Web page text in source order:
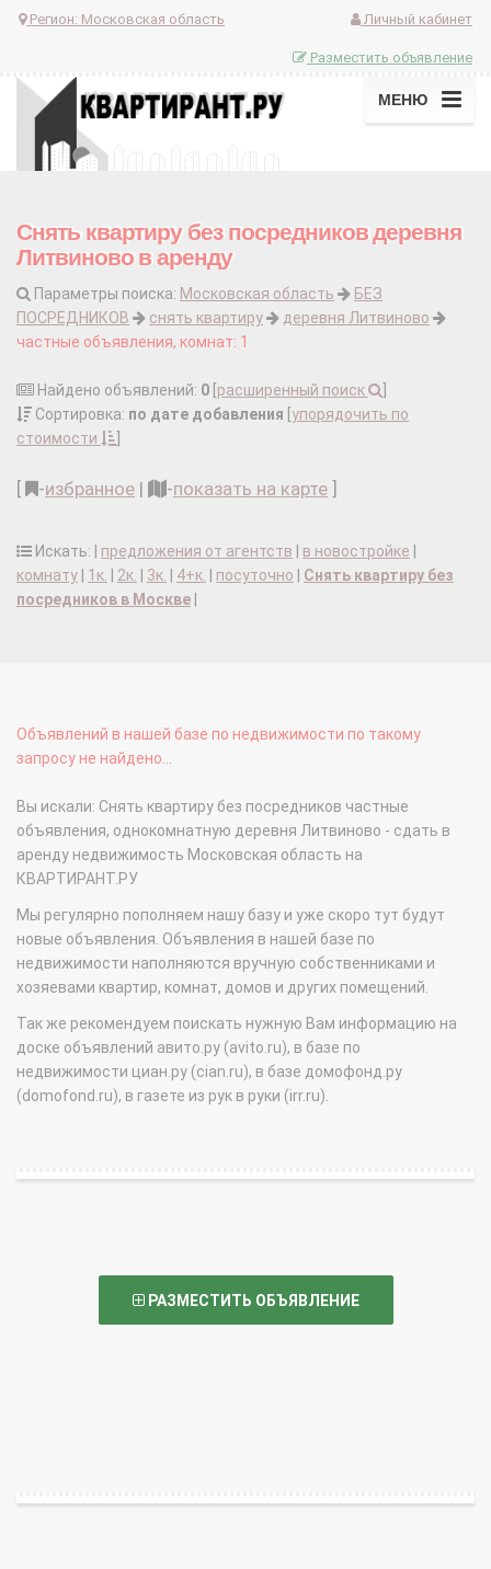
Регион: Московская область Личный кабинет
Разместить объявление
МЕНЮ
Снять квартиру без посредников деревня
Литвиново в аренду
Параметры поиска: Московская область
БЕЗ
ПОСРЕДНИКОВ
снять квартиру
деревня Литвиново
частные объявления, комнат: 1
Найдено объявлений: 0 расширенный поиск
Сортировка: по дате добавления упорядочить по
стоимости
-избранное | -показать на карте
Искать: | предложения от агентств в новостройке
комнату
1к. 2к. 3к. 4+к. посуточно
Снять квартиру без
посредников в Москве
Объявлений в нашей базе по недвижимости по такому
запросу не найдено...
Вы искали: Снять квартиру без посредников частные
объявления, однокомнатную деревня Литвиново - сдать в
аренду недвижимость Московская область на
КВАРТИРАНТ.РУ
Мы регулярно пополняем нашу базу и уже скоро тут будут
новые объявления. Объявления в нашей базе по
недвижимости наполняются вручную собственниками и
хозяевами квартир, комнат, домов и других помещений.
Так же рекомендуем поискать нужную Вам информацию на
доске объявлений авито.ру (avito.ru), в базе по
недвижимости циан.ру (cian.ru), в базе домофонд.ру
(domofond.ru), в газете из рук в руки (irr.ru).
РАЗМЕСТИТЬ ОБЪЯВЛЕНИЕ